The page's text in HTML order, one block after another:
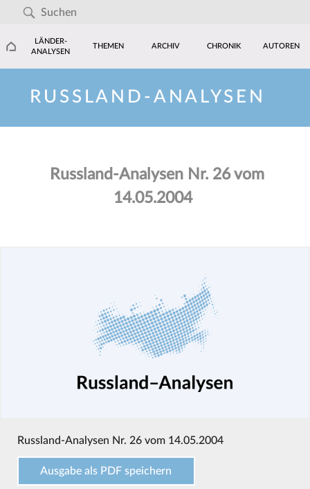
LÄNDER-
ANALYSEN
THEMEN ARCHIV CHRONIK AUTOREN
RUSSLAND-ANALYSEN
Russland-Analysen Nr. 26 vom
14.05.2004
Russland-Analysen Nr. 26 vom 14.05.2004
Ausgabe als PDF speichern